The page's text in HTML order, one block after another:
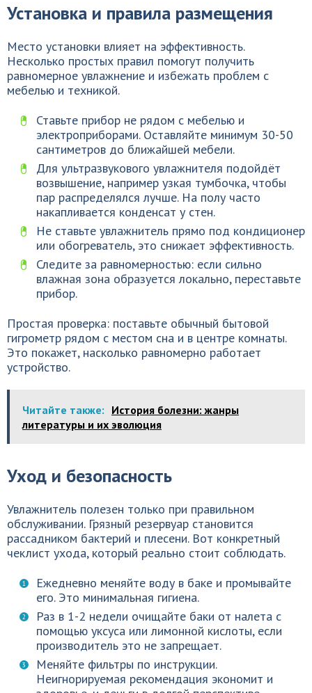
Установка и правила размещения
Место установки влияет на эффективность.
Несколько простых правил помогут получить
равномерное увлажнение и избежать проблем с
мебелью и техникой.
Ставьте прибор не рядом с мебелью и
электроприборами. Оставляйте минимум 30-50
сантиметров до ближайшей мебели.
Для ультразвукового увлажнителя подойдёт
возвышение, например узкая тумбочка, чтобы
пар распределялся лучше. На полу часто
накапливается конденсат у стен.
Не ставьте увлажнитель прямо под кондиционер
или обогреватель, это снижает эффективность.
Следите за равномерностью: если сильно
влажная зона образуется локально, переставьте
прибор.
Простая проверка: поставьте обычный бытовой
гигрометр рядом с местом сна и в центре комнаты.
Это покажет, насколько равномерно работает
устройство.
Читайте также: История болезни: жанры
литературы и их эволюция
Уход и безопасность
Увлажнитель полезен только при правильном
обслуживании. Грязный резервуар становится
рассадником бактерий и плесени. Вот конкретный
чеклист ухода, который реально стоит соблюдать.
Ежедневно меняйте воду в баке и промывайте
его. Это минимальная гигиена.
Раз в 1-2 недели очищайте баки от налета с
помощью уксуса или лимонной кислоты, если
производитель это не запрещает.
Меняйте фильтры по инструкции.
Неигнорируемая рекомендация экономит и